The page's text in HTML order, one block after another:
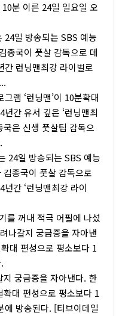
분 이른 24일 일요일 오
24일 방송되는 SBS 예능
종국이 풋살 감독으로 데
간 런닝맨최강 라이벌로
램 ‘런닝맨’이 10분확대
간 유서 깊은 ‘런닝맨최
국은 신생 풋살팀 감독으
24일 방송되는 SBS 예능
김종국이 풋살 감독으로
간 ‘런닝맨최강 라이
를 꺼내 적극 어필에 나섰
나갈지 궁금증을 자아낸
대 편성으로 평소보다 1
궁금증을 자아낸다. 한
대 편성으로 평소보다 1
에 방송된다. [티브이데일